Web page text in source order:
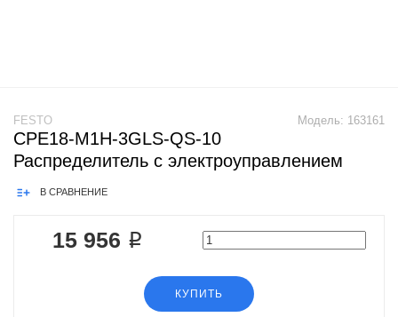
Модель: 163161
FESTO
CPE18-M1H-3GLS-QS-10
Распределитель с электроуправлением
В СРАВНЕНИЕ
15 956 ₽
КУПИТЬ